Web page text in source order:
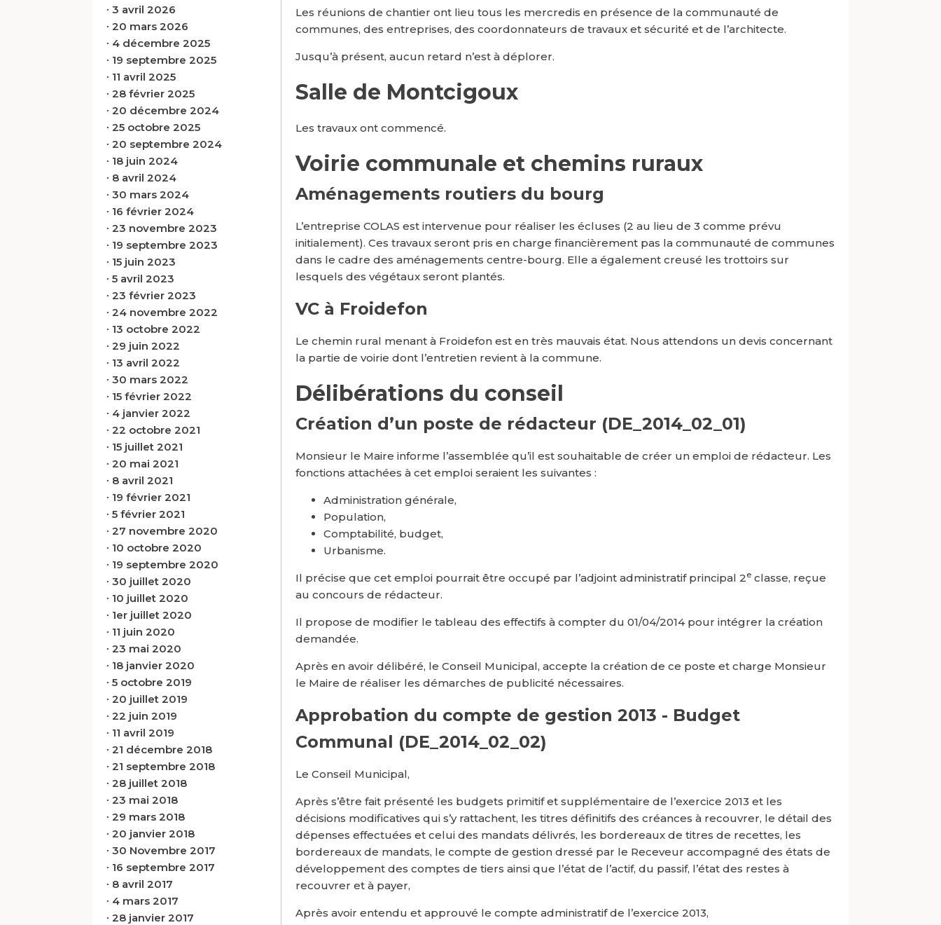
∙ 3 avril 2026
∙ 20 mars 2026
∙ 4 décembre 2025
∙ 19 septembre 2025
∙ 11 avril 2025
∙ 28 février 2025
∙ 20 décembre 2024
∙ 25 octobre 2025
∙ 20 septembre 2024
∙ 18 juin 2024
∙ 8 avril 2024
∙ 30 mars 2024
∙ 16 février 2024
∙ 23 novembre 2023
∙ 19 septembre 2023
∙ 15 juin 2023
∙ 5 avril 2023
∙ 23 février 2023
∙ 24 novembre 2022
∙ 13 octobre 2022
∙ 29 juin 2022
∙ 13 avril 2022
∙ 30 mars 2022
∙ 15 février 2022
∙ 4 janvier 2022
∙ 22 octobre 2021
∙ 15 juillet 2021
∙ 20 mai 2021
∙ 8 avril 2021
∙ 19 février 2021
∙ 5 février 2021
∙ 27 novembre 2020
∙ 10 octobre 2020
∙ 19 septembre 2020
∙ 30 juillet 2020
∙ 10 juillet 2020
∙ 1er juillet 2020
∙ 11 juin 2020
∙ 23 mai 2020
∙ 18 janvier 2020
∙ 5 octobre 2019
∙ 20 juillet 2019
∙ 22 juin 2019
∙ 11 avril 2019
∙ 21 décembre 2018
∙ 21 septembre 2018
∙ 28 juillet 2018
∙ 23 mai 2018
∙ 29 mars 2018
∙ 20 janvier 2018
∙ 30 Novembre 2017
∙ 16 septembre 2017
∙ 8 avril 2017
∙ 4 mars 2017
∙ 28 janvier 2017
Les réunions de chantier ont lieu tous les mercredis en présence de la communauté de
communes, des entreprises, des coordonnateurs de travaux et sécurité et de l’architecte.
Jusqu’à présent, aucun retard n’est à déplorer.
Salle de Montcigoux
Les travaux ont commencé.
Voirie communale et chemins ruraux
Aménagements routiers du bourg
L’entreprise COLAS est intervenue pour réaliser les écluses (2 au lieu de 3 comme prévu
initialement). Ces travaux seront pris en charge financièrement pas la communauté de communes
dans le cadre des aménagements centre-bourg. Elle a également creusé les trottoirs sur
lesquels des végétaux seront plantés.
VC à Froidefon
Le chemin rural menant à Froidefon est en très mauvais état. Nous attendons un devis concernant
la partie de voirie dont l’entretien revient à la commune.
Délibérations du conseil
Création d’un poste de rédacteur (DE_2014_02_01)
Monsieur le Maire informe l’assemblée qu’il est souhaitable de créer un emploi de rédacteur. Les
fonctions attachées à cet emploi seraient les suivantes :
Administration générale,
Population,
Comptabilité, budget,
Urbanisme.
Il précise que cet emploi pourrait être occupé par l’adjoint administratif principal 2e classe, reçue
au concours de rédacteur.
Il propose de modifier le tableau des effectifs à compter du 01/04/2014 pour intégrer la création
demandée.
Après en avoir délibéré, le Conseil Municipal, accepte la création de ce poste et charge Monsieur
le Maire de réaliser les démarches de publicité nécessaires.
Approbation du compte de gestion 2013 - Budget
Communal (DE_2014_02_02)
Le Conseil Municipal,
Après s’être fait présenté les budgets primitif et supplémentaire de l’exercice 2013 et les
décisions modificatives qui s’y rattachent, les titres définitifs des créances à recouvrer, le détail des
dépenses effectuées et celui des mandats délivrés, les bordereaux de titres de recettes, les
bordereaux de mandats, le compte de gestion dressé par le Receveur accompagné des états de
développement des comptes de tiers ainsi que l’état de l’actif, du passif, l’état des restes à
recouvrer et à payer,
Après avoir entendu et approuvé le compte administratif de l’exercice 2013,